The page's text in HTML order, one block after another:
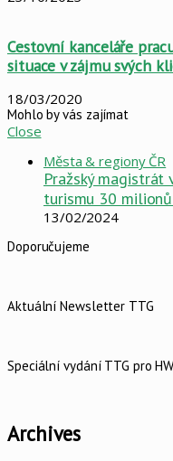
Cestovní kanceláře
situace v zájmu svých
18/03/2020
Mohlo by vás zajímat
Close
Města & regiony ČR
Pražský
turismu 30
13/02/2024
Doporučujeme
Aktuální Newsletter TTG
Speciální vydání TTG pro
Archives